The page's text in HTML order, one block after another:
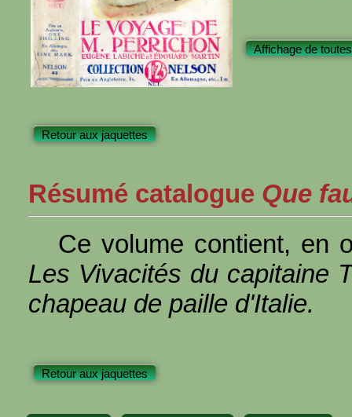
Affichage de
Retour aux jaquettes
Résumé catalogue Que
Ce volume contient, en
Les Vivacités du capitaine
chapeau de paille d'Italie.
Retour aux jaquettes